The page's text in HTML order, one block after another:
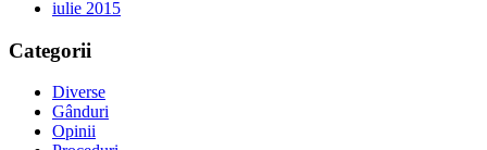
iulie 2015
Categorii
Diverse
Gânduri
Opinii